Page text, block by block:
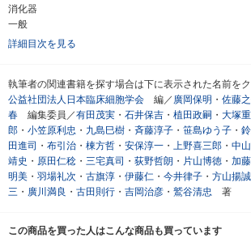
消化器
一般
詳細目次を見る
執筆者の関連書籍を探す場合は下に表示された名前を
公益社団法人日本臨床細胞学会 編／ 廣岡保明 ・ 佐藤
春 編集委員／有田茂実 ・ 石井保吉 ・ 植田政嗣 ・ 大塚重
郎 ・ 小笠原利忠 ・ 九島巳樹 ・ 斉藤淳子 ・ 笹島ゆう子 ・
田進司 ・ 布引治 ・ 棟方哲 ・ 安保淳一 ・ 上野喜三郎 ・ 中
靖史 ・ 原田仁稔 ・ 三宅真司 ・ 荻野哲朗 ・ 片山博徳 ・ 加
明美 ・ 羽場礼次 ・ 古旗淳 ・ 伊藤仁 ・ 今井律子 ・ 方山揚誠
三 ・ 廣川満良 ・ 古田則行 ・ 吉岡治彦 ・ 鷲谷清忠 著
この商品を買った人はこんな商品も買っています